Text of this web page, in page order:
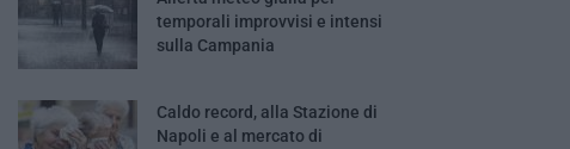
temporali improvvisi e intensi
sulla Campania
Caldo record, alla Stazione di
Napoli e al mercato di